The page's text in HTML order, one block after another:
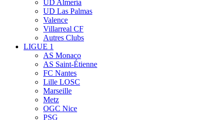
UD Almería
UD Las Palmas
Valence
Villarreal CF
Autres Clubs
LIGUE 1
AS Monaco
AS Saint-Étienne
FC Nantes
Lille LOSC
Marseille
Metz
OGC Nice
PSG